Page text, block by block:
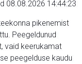
08.08.2026 14:44:23
pikenemist
Peegeldunud
vaid keerukamat
peegelduse kaudu